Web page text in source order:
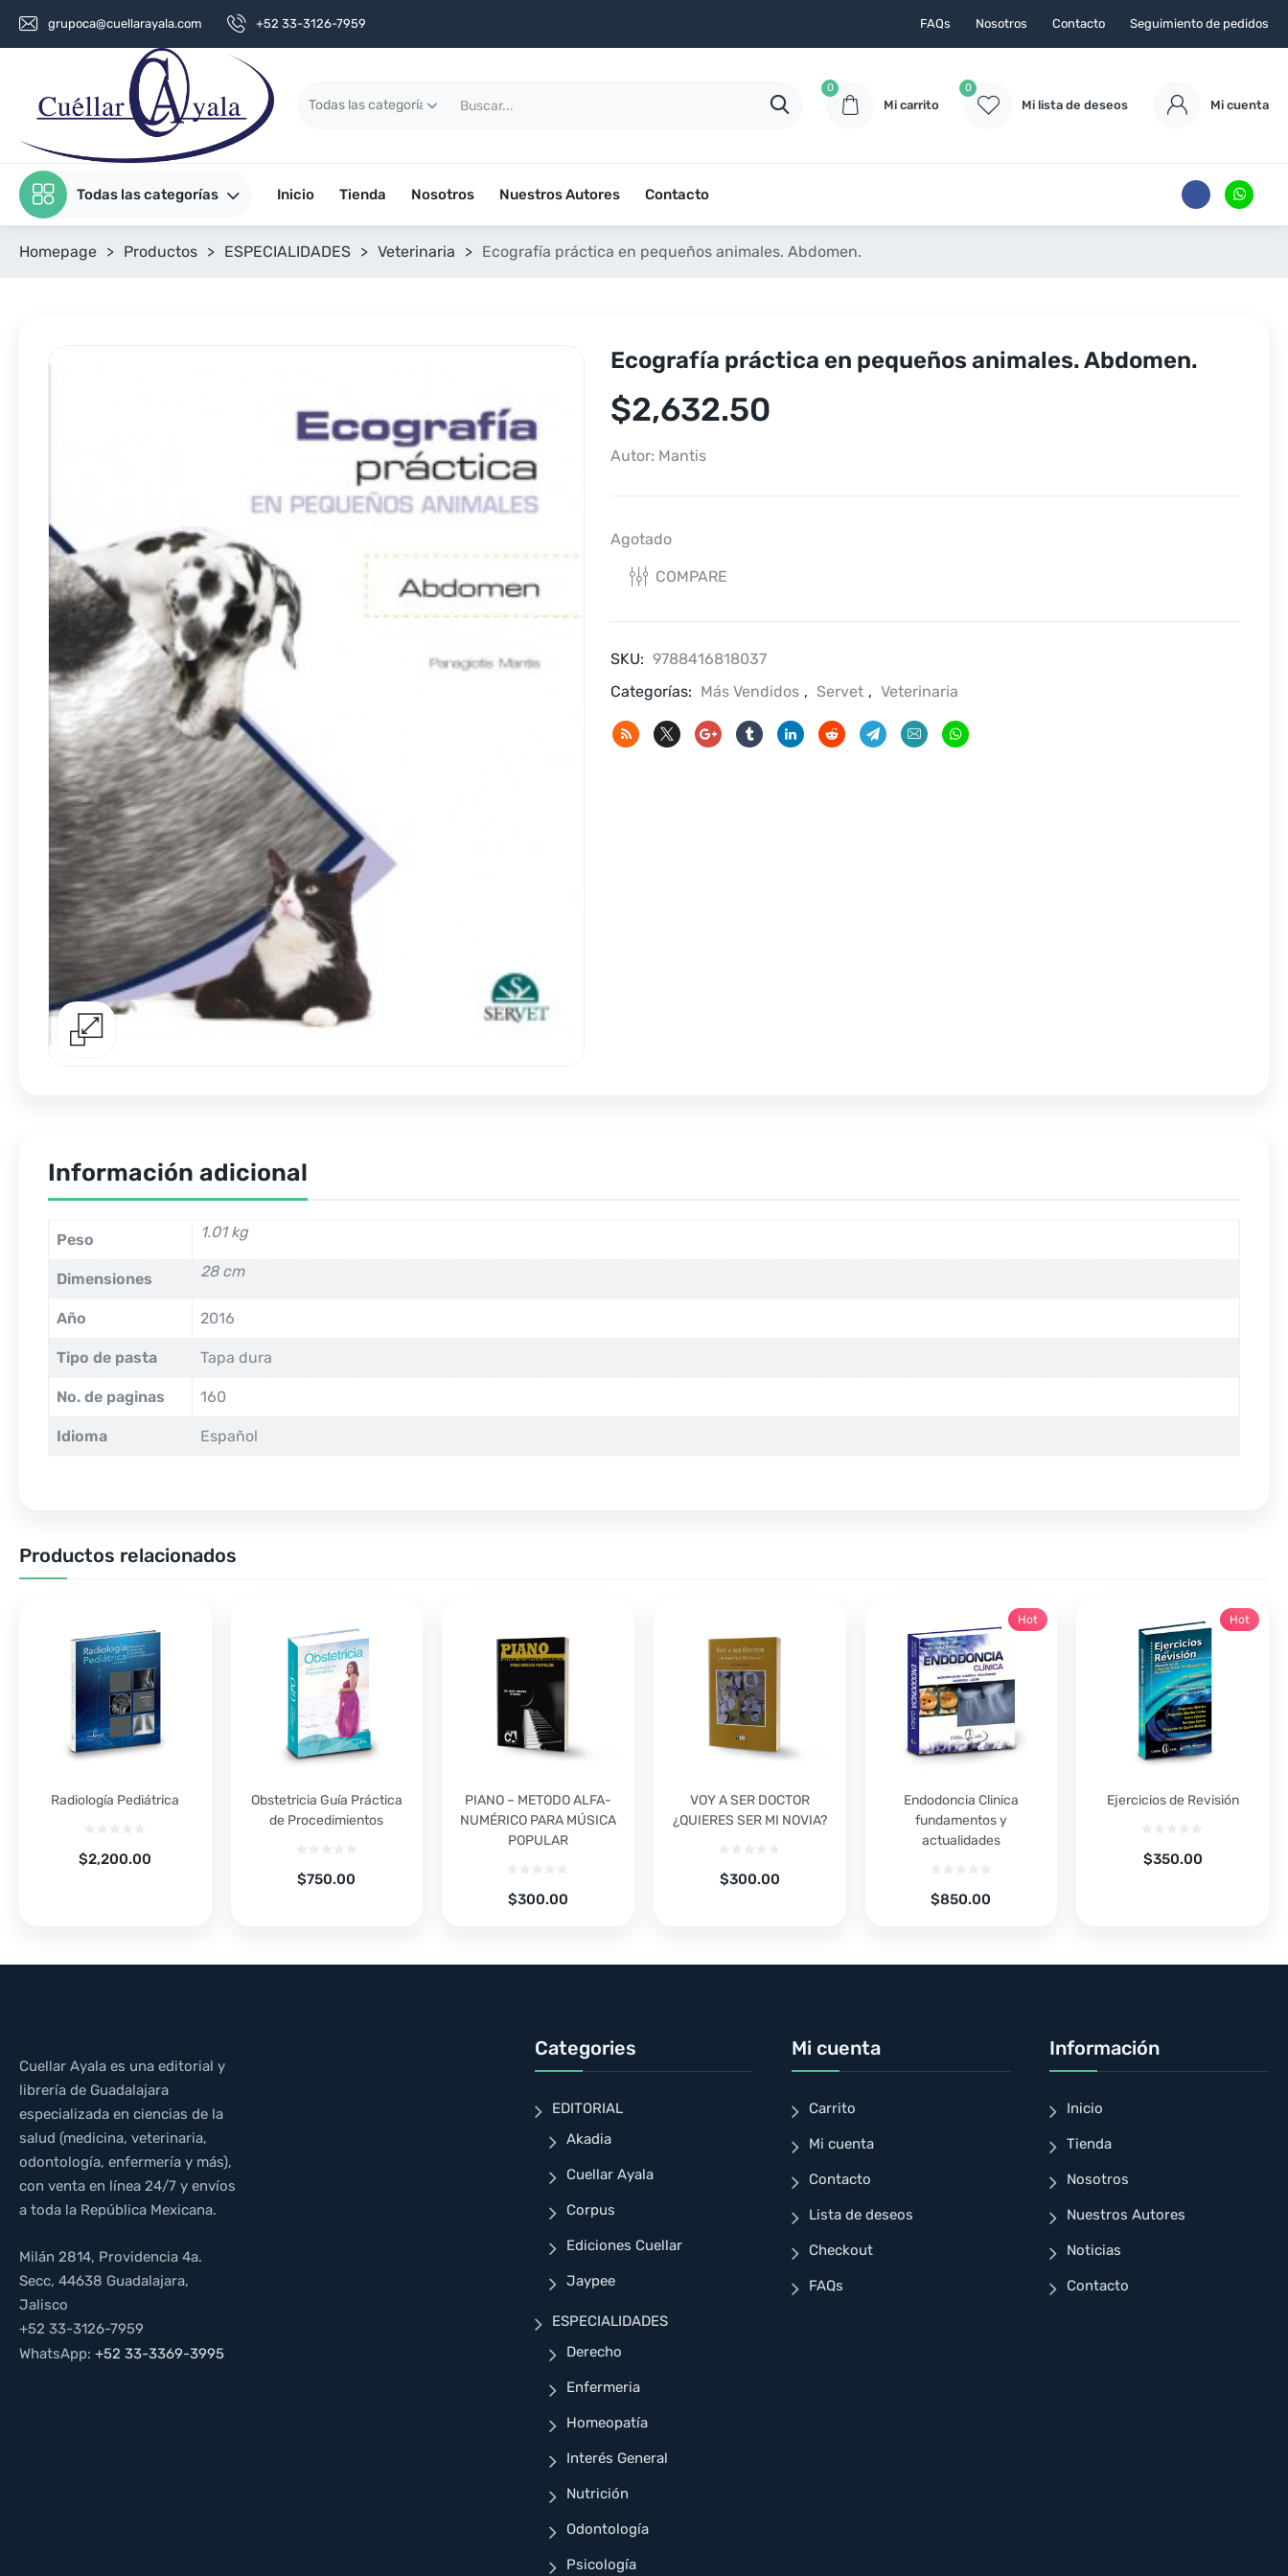
grupoca@cuellarayala.com +52 33-3126-7959 FAQs Nosotros Contacto Seguimiento de pedidos
0
Mi carrito
0
Mi lista de deseos Mi cuenta
Todas las categorías Inicio Tienda Nosotros Nuestros Autores Contacto
Homepage > Productos > ESPECIALIDADES > Veterinaria > Ecografía práctica en pequeños animales. Abdomen.
Ecografía práctica en pequeños animales. Abdomen.
$2,632.50
Autor: Mantis
Agotado
COMPARE
SKU: 9788416818037
Categorías: Más Vendidos , Servet , Veterinaria
Información adicional
Peso 1.01 kg
Dimensiones 28 cm
Año 2016
Tipo de pasta Tapa dura
No. de paginas 160
Idioma Español
Productos relacionados
Radiología Pediátrica
$2,200.00
Obstetricia Guía Práctica
de Procedimientos
$750.00
PIANO – METODO ALFA-
NUMÉRICO PARA MÚSICA
POPULAR
$300.00
VOY A SER DOCTOR
¿QUIERES SER MI NOVIA?
$300.00
Endodoncia Clinica
fundamentos y
actualidades
$850.00
Hot
Ejercicios de Revisión
$350.00
Hot
Cuellar Ayala es una editorial y
librería de Guadalajara
especializada en ciencias de la
salud (medicina, veterinaria,
odontología, enfermería y más),
con venta en línea 24/7 y envíos
a toda la República Mexicana.
Milán 2814, Providencia 4a.
Secc, 44638 Guadalajara,
Jalisco
+52 33-3126-7959
WhatsApp: +52 33-3369-3995
Categories
EDITORIAL
Akadia
Cuellar Ayala
Corpus
Ediciones Cuellar
Jaypee
ESPECIALIDADES
Derecho
Enfermeria
Homeopatía
Interés General
Nutrición
Odontología
Psicología
Mi cuenta
Carrito
Mi cuenta
Contacto
Lista de deseos
Checkout
FAQs
Información
Inicio
Tienda
Nosotros
Nuestros Autores
Noticias
Contacto